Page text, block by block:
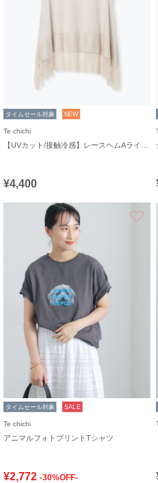
タイムセール対象 NEW
Te chichi
¥4,400
タイムセール対象 SALE
Te chichi
アニマルフォトプリントTシャツ
¥2,772 -30%OFF-